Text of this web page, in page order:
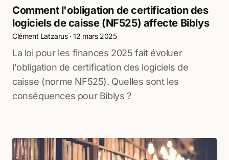
Comment l'obligation de certification des
logiciels de caisse (NF525) affecte Biblys
Clément Latzarus·12 mars 2025
La loi pour les finances 2025 fait évoluer
l'obligation de certification des logiciels de
caisse (norme NF525). Quelles sont les
conséquences pour Biblys ?